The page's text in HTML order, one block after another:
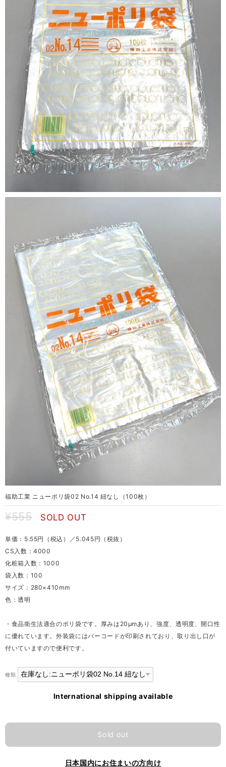
福助工業 ニューポリ袋02 No.14 紐なし（100枚）
¥555 SOLD OUT
単価：5.55円（税込）／5.045円（税抜）
CS入数：4000
化粧箱入数：1000
袋入数：100
サイズ：280×410mm
色：透明
・食品衛生法適合のポリ袋です。厚みは20μmあり、強度、透明度、開口性
に優れています。外装袋にはバーコードが印刷されており、取り出し口が
付いていますので便利です。
種類
International shipping available
Sold out
日本国内にお住まいの方向け